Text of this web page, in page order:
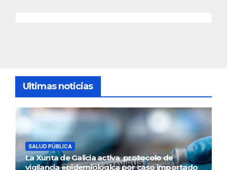
Ultimas noticias
SALUD PÚBLICA
La Xunta de Galicia activa protocolo de
vigilancia epidemiológica por caso importado